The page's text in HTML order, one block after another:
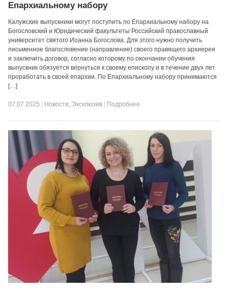
Епархиальному набору
Калужские выпускники могут поступить по Епархиальному набору на
Богословский и Юридический факультеты Российский православный
университет святого Иоанна Богослова. Для этого нужно получить
письменное благословение (направление) своего правящего архиерея
и заключить договор, согласно которому по окончании обучения
выпускник обязуется вернуться к своему епископу и в течение двух лет
проработать в своей епархии. По Епархиальному набору принимаются
[…]
07.07.2025 Новости, Эксклюзив Подробнее